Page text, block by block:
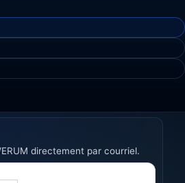
directement par courriel.